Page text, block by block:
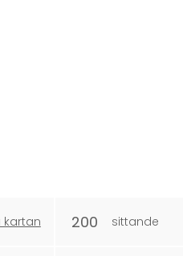
kartan 200 sittande